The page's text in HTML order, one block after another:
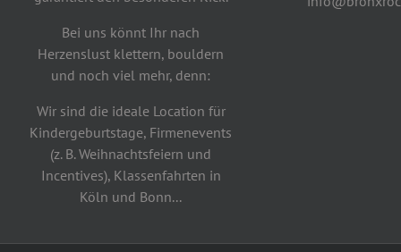
Bei uns könnt Ihr nach
Herzenslust klettern, bouldern
und noch viel mehr, denn:
Wir sind die ideale Location für
Kindergeburtstage, Firmenevents
(z. B. Weihnachtsfeiern und
Incentives), Klassenfahrten in
Köln und Bonn...